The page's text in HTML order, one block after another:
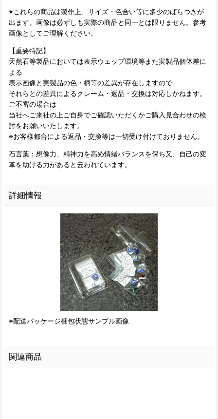
※これらの商品は製作上、サイズ・色合い等に多少のばらつきが
出ます。画像は必ずしも実際の商品と同一とは限りません。参考
画像としてご理解ください。
【重要特記】
天然石等製品においては表示ウェッブ環境等また実製品個体差に
よる
表示画像と実製品の色・柄等の差異が存在しますので
それらとの差異によるクレーム・返品・交換は対応しかねます。
ご不審の場合は
当社へご来社の上ご自身でご確認いただくかご購入見合わせの検
討をお願いいたします。
※お客様都合による返品・交換等は一切受け付けておりません。
石言葉：想像力、精神力を高め情緒バランスを保ち又、自己の変
革を助ける力があると云われています。
詳細情報
※配送パッケージ梱包状態サンプル画像
関連商品